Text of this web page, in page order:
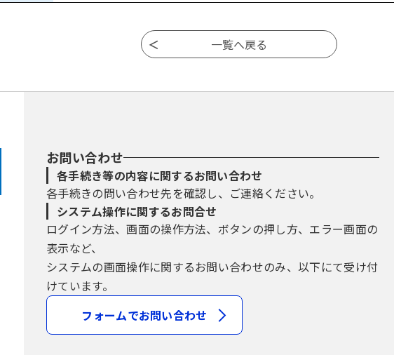
お問い合わせ
各手続き等の内容に関するお問い合わせ
各手続きの問い合わせ先を確認し、ご連絡ください。
システム操作に関するお問合せ
ログイン方法、画面の操作方法、ボタンの押し方、エラー画面の
表示など、
システムの画面操作に関するお問い合わせのみ、以下にて受け付
けています。
フォームでお問い合わせ